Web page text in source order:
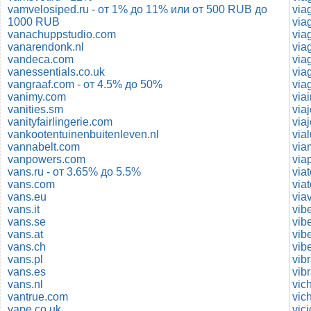
vamvelosiped.ru - от 1% до 11% или от 500 RUB до
1000 RUB
vanachuppstudio.com
vanarendonk.nl
vandeca.com
vanessentials.co.uk
vangraaf.com - от 4.5% до 50%
vanimy.com
vanities.sm
vanityfairlingerie.com
vankootentuinenbuitenleven.nl
vannabelt.com
vanpowers.com
vans.ru - от 3.65% до 5.5%
vans.com
vans.eu
vans.it
vans.se
vans.at
vans.ch
vans.pl
vans.es
vans.nl
vantrue.com